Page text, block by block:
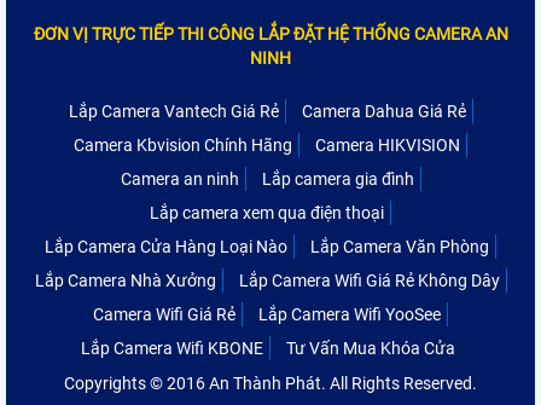
ĐƠN VỊ TRỰC TIẾP THI CÔNG LẮP ĐẶT HỆ THỐNG CAMERA AN
NINH
Lắp Camera Vantech Giá Rẻ
Camera Dahua Giá Rẻ
Camera Kbvision Chính Hãng
Camera HIKVISION
Camera an ninh
Lắp camera gia đình
Lắp camera xem qua điện thoại
Lắp Camera Cửa Hàng Loại Nào
Lắp Camera Văn Phòng
Lắp Camera Nhà Xưởng
Lắp Camera Wifi Giá Rẻ Không Dây
Camera Wifi Giá Rẻ
Lắp Camera Wifi YooSee
Lắp Camera Wifi KBONE
Tư Vấn Mua Khóa Cửa
Copyrights © 2016 An Thành Phát. All Rights Reserved.